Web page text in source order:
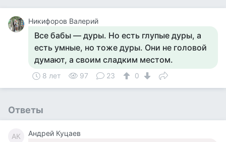
Никифоров Валерий
Все бабы — дуры. Но есть глупые дуры, а
есть умные, но тоже дуры. Они не головой
думают, а своим сладким местом.
8 лет 97 23 0
Ответы
АК Андрей Куцаев